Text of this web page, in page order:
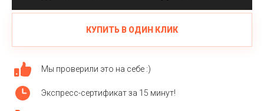
КУПИТЬ В ОДИН КЛИК
Мы проверили это на себе :)
Экспресс-сертификат за 15 минут!